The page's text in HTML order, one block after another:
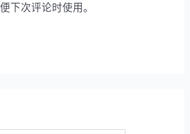
下次评论时使用。